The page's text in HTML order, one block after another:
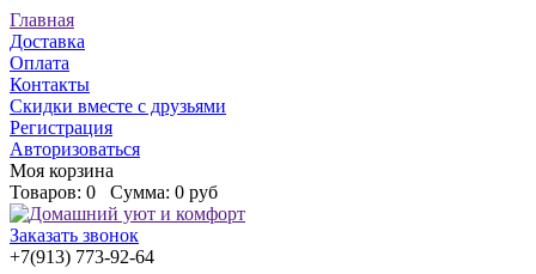
Главная
Доставка
Оплата
Контакты
Скидки вместе с друзьями
Регистрация
Авторизоваться
Моя корзина
Товаров: 0 Сумма: 0 руб
Заказать звонок
+7(913) 773-92-64